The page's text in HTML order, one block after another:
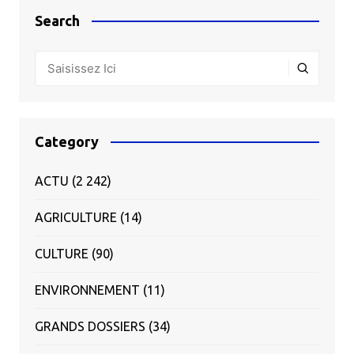
Search
Category
ACTU (2 242)
AGRICULTURE (14)
CULTURE (90)
ENVIRONNEMENT (11)
GRANDS DOSSIERS (34)